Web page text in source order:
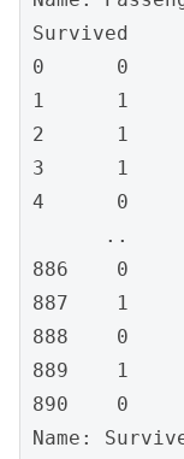
Survived
0      0
1      1
2      1
3      1
4      0
      ..
886    0
887    1
888    0
889    1
890    0
Name: